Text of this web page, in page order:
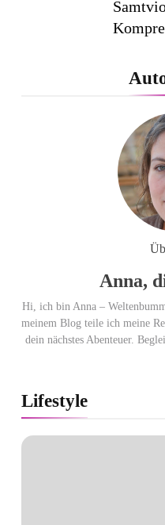
PEPE
Best of
Anna,
Hi, ich bin Anna –
meinem Blog teile ich meine
dein nächstes Abenteuer.
Lifestyle